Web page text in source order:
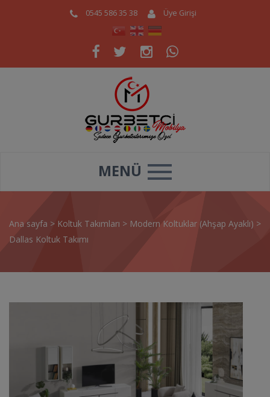
0545 586 35 38 Üye Girişi
MENÜ
Ana sayfa > Koltuk Takımları > Modern Koltuklar (Ahşap Ayaklı) >
Dallas Koltuk Takımı